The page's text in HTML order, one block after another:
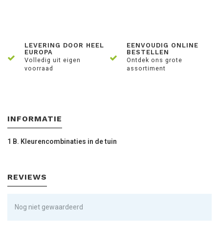
LEVERING DOOR HEEL
EUROPA
Volledig uit eigen
voorraad
EENVOUDIG ONLINE
BESTELLEN
Ontdek ons grote
assortiment
INFORMATIE
1 B. Kleurencombinaties in de tuin
REVIEWS
Nog niet gewaardeerd